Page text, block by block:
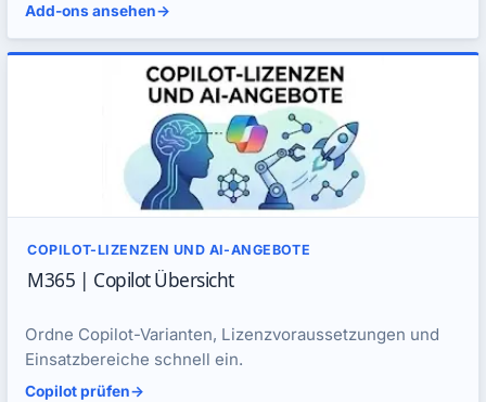
Add-ons ansehen->
COPILOT-LIZENZEN UND AI-ANGEBOTE
M365 | Copilot Übersicht
Ordne Copilot-Varianten, Lizenzvoraussetzungen und
Einsatzbereiche schnell ein.
Copilot prüfen->